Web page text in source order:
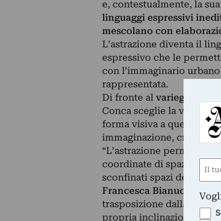
e, contestualmente, la
linguaggi espressivi
mescolano con
L’astrazione diventa il
espressivo che le
con l’immaginario
rappresentata.
Di fronte al variegato
Conca sceglie la via
forma visiva a quello
immaginazione, creato
“L’astrazione permette
coordinate di spazio e di
sconfinati spazi
Francesca Bianucci e
trasposizione dalla parola
propria inclinazione alla
Nome